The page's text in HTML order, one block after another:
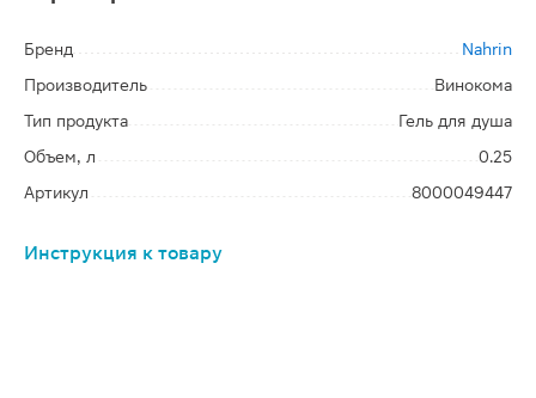
Бренд
Nahrin
Производитель
Винокома
Тип продукта
Гель для душа
Объем, л
0.25
Артикул
8000049447
Инструкция к товару